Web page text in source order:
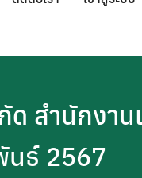
ด สำนักงา
นธ์ 2567